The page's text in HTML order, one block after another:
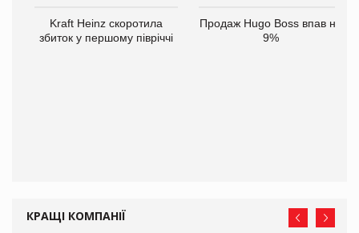
Kraft Heinz скоротила
збиток у першому півріччі
Продаж Hugo Boss впав на
9%
КРАЩІ КОМПАНІЇ